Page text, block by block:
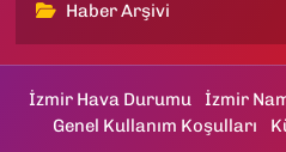
Haber Arşivi
İzmir Hava Durumu İzmir
Genel Kullanım Koşulları